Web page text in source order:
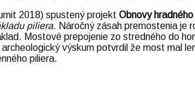
2018) spustený projekt Obnovy
piliera. Náročný zásah premostenia je
Mostové prepojenie zo stredného do
výskum potvrdil že most mal
piliera.